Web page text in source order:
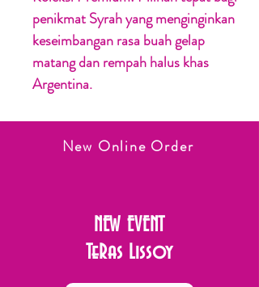
penikmat Syrah yang menginginkan
keseimbangan rasa buah gelap
matang dan rempah halus khas
Argentina.
New Online Order
NEW EVENT
TeRas Lissoy